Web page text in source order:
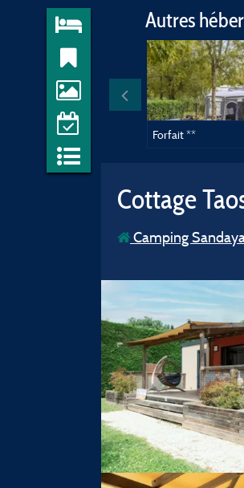
Autres
Forfait **
Cottage
Camping